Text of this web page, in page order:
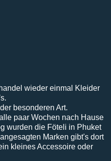
wieder einmal Kleider
besonderen Art.
paar Wochen nach Hause
wurden die Föteli in Phuket
Marken gibt's dort
kleines Accessoire oder